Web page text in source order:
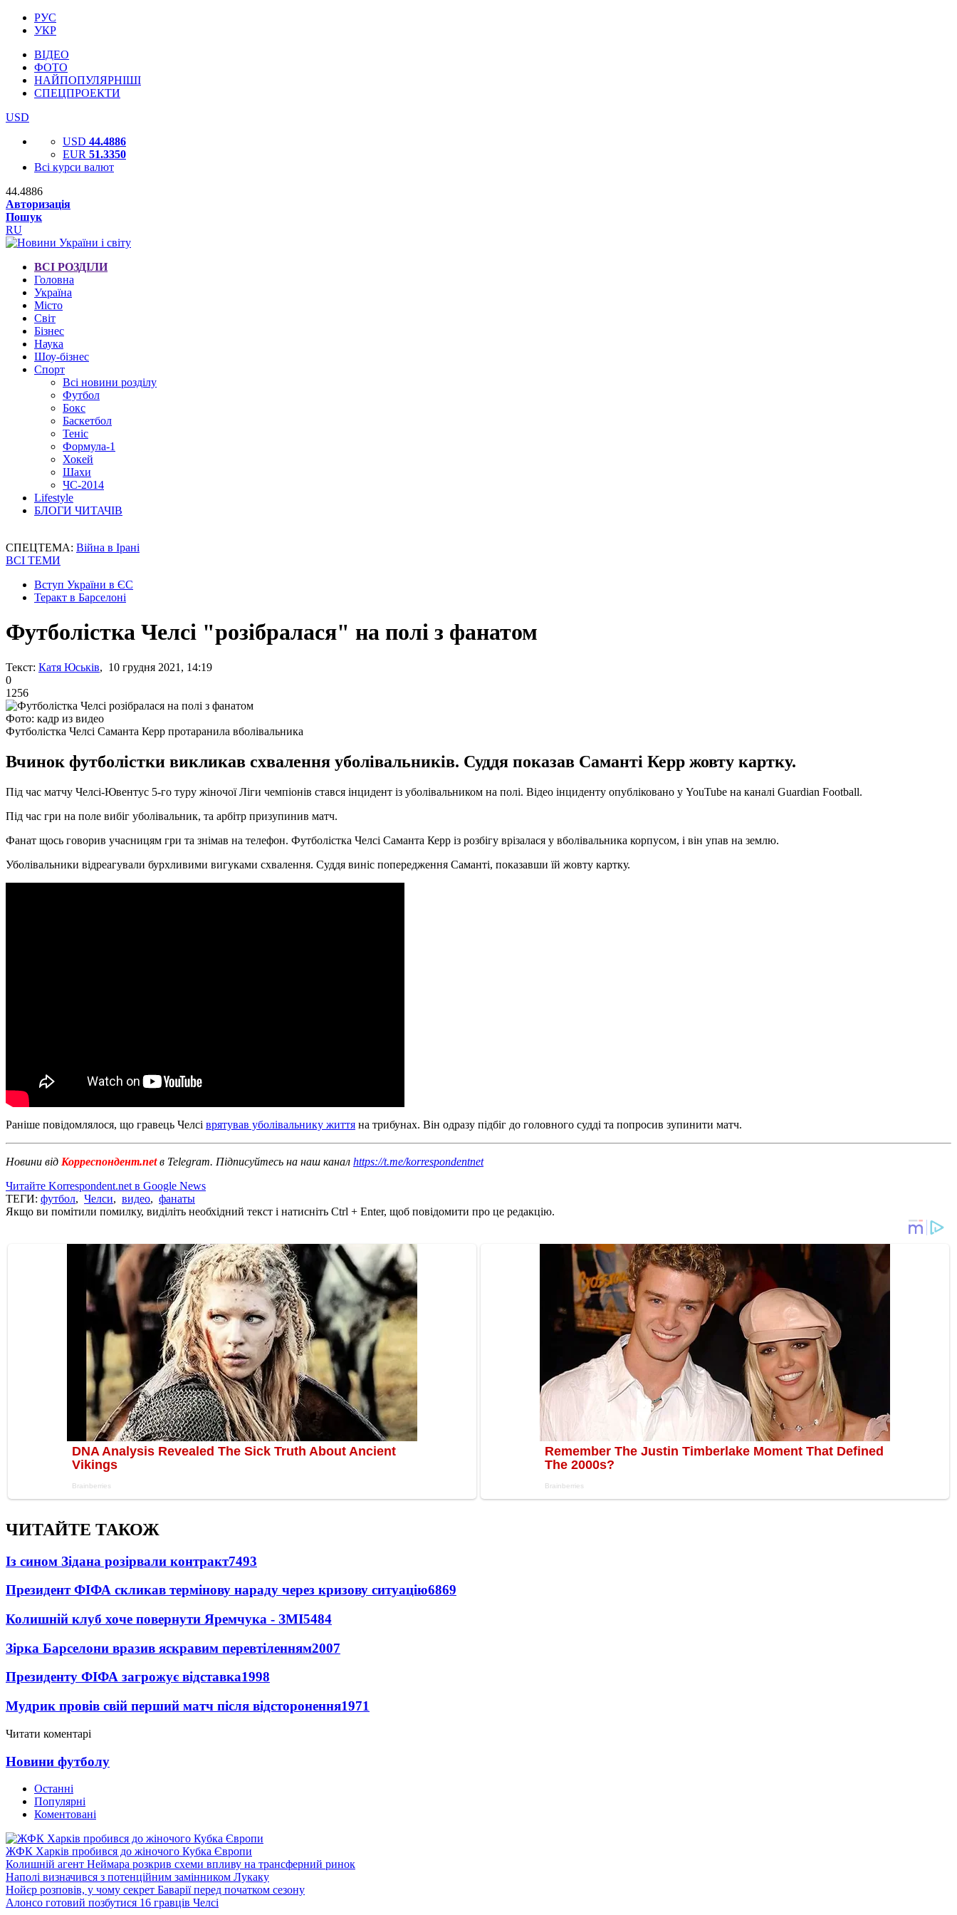
РУС
УКР
ВІДЕО
ФОТО
НАЙПОПУЛЯРНІШІ
СПЕЦПРОЕКТИ
USD
USD 44.4886
EUR 51.3350
Всі курси валют
44.4886
Авторизація
Пошук
RU
ВСІ РОЗДІЛИ
Головна
Україна
Місто
Світ
Бізнес
Наука
Шоу-бізнес
Спорт
Всі новини розділу
Футбол
Бокс
Баскетбол
Теніс
Формула-1
Хокей
Шахи
ЧС-2014
Lifestyle
БЛОГИ ЧИТАЧІВ
СПЕЦТЕМА: Війна в Ірані
ВСІ ТЕМИ
Вступ України в ЄС
Теракт в Барселоні
Футболістка Челсі "розібралася" на полі з фанатом
Текст: Катя Юськів, 10 грудня 2021, 14:19
0
1256
Фото: кадр из видео
Футболістка Челсі Саманта Керр протаранила вболівальника
Вчинок футболістки викликав схвалення уболівальників. Суддя показав Саманті Керр жовту картку.
Під час матчу Челсі-Ювентус 5-го туру жіночої Ліги чемпіонів стався інцидент із уболівальником на полі. Відео інциденту опубліковано у YouTube на каналі Guardian Football.
Під час гри на поле вибіг уболівальник, та арбітр призупинив матч.
Фанат щось говорив учасницям гри та знімав на телефон. Футболістка Челсі Саманта Керр із розбігу врізалася у вболівальника корпусом, і він упав на землю.
Уболівальники відреагували бурхливими вигуками схвалення. Суддя виніс попередження Саманті, показавши їй жовту картку.
Раніше повідомлялося, що гравець Челсі врятував уболівальнику життя на трибунах. Він одразу підбіг до головного судді та попросив зупинити матч.
Новини від Корреспондент.netв Telegram. Підписуйтесь на наш канал https://t.me/korrespondentnet
Читайте Korrespondent.net в Google News
ТЕГИ: футбол, Челси, видео, фанаты
Якщо ви помітили помилку, виділіть необхідний текст і натисніть Ctrl + Enter, щоб повідомити про це редакцію.
ЧИТАЙТЕ ТАКОЖ
Із сином Зідана розірвали контракт7493
Президент ФІФА скликав термінову нараду через кризову ситуацію6869
Колишній клуб хоче повернути Яремчука - ЗМІ5484
Зірка Барселони вразив яскравим перевтіленням2007
Президенту ФІФА загрожує відставка1998
Мудрик провів свій перший матч після відсторонення1971
Читати коментарі
Новини футболу
Останні
Популярні
Коментовані
ЖФК Харків пробився до жіночого Кубка Європи
Колишній агент Неймара розкрив схеми впливу на трансферний ринок
Наполі визначився з потенційним замінником Лукаку
Нойєр розповів, у чому секрет Баварії перед початком сезону
Алонсо готовий позбутися 16 гравців Челсі